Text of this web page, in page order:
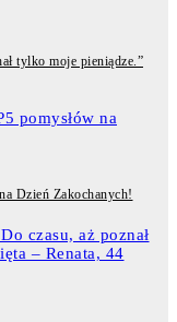
tylko moje pieniądze.”
Dzień Zakochanych!